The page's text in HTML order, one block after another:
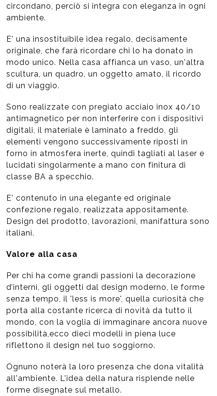
circondano, perciò si integra con eleganza in ogni
ambiente.
E' una insostituibile idea regalo, decisamente
originale, che farà ricordare chi lo ha donato in
modo unico. Nella casa affianca un vaso, un'altra
scultura, un quadro, un oggetto amato, il ricordo
di un viaggio.
Sono realizzate con pregiato acciaio inox 40/10
antimagnetico per non interferire con i dispositivi
digitali, il materiale è laminato a freddo, gli
elementi vengono successivamente riposti in
forno in atmosfera inerte, quindi tagliati al laser e
lucidati singolarmente a mano con finitura di
classe BA a specchio.
E' contenuto in una elegante ed originale
confezione regalo, realizzata appositamente.
Design del prodotto, lavorazioni, manifattura sono
italiani.
Valore alla casa
Per chi ha come grandi passioni la decorazione
d’interni, gli oggetti dal design moderno, le forme
senza tempo, il 'less is more', quella curiosità che
porta alla costante ricerca di novità da tutto il
mondo, con la voglia di immaginare ancora nuove
possibilità,ecco dieci modelli in piena luce
riflettono il design nel tuo soggiorno.
Ognuno noterà la loro presenza che dona vitalità
all'ambiente. L'idea della natura risplende nelle
forme disegnate sul metallo.